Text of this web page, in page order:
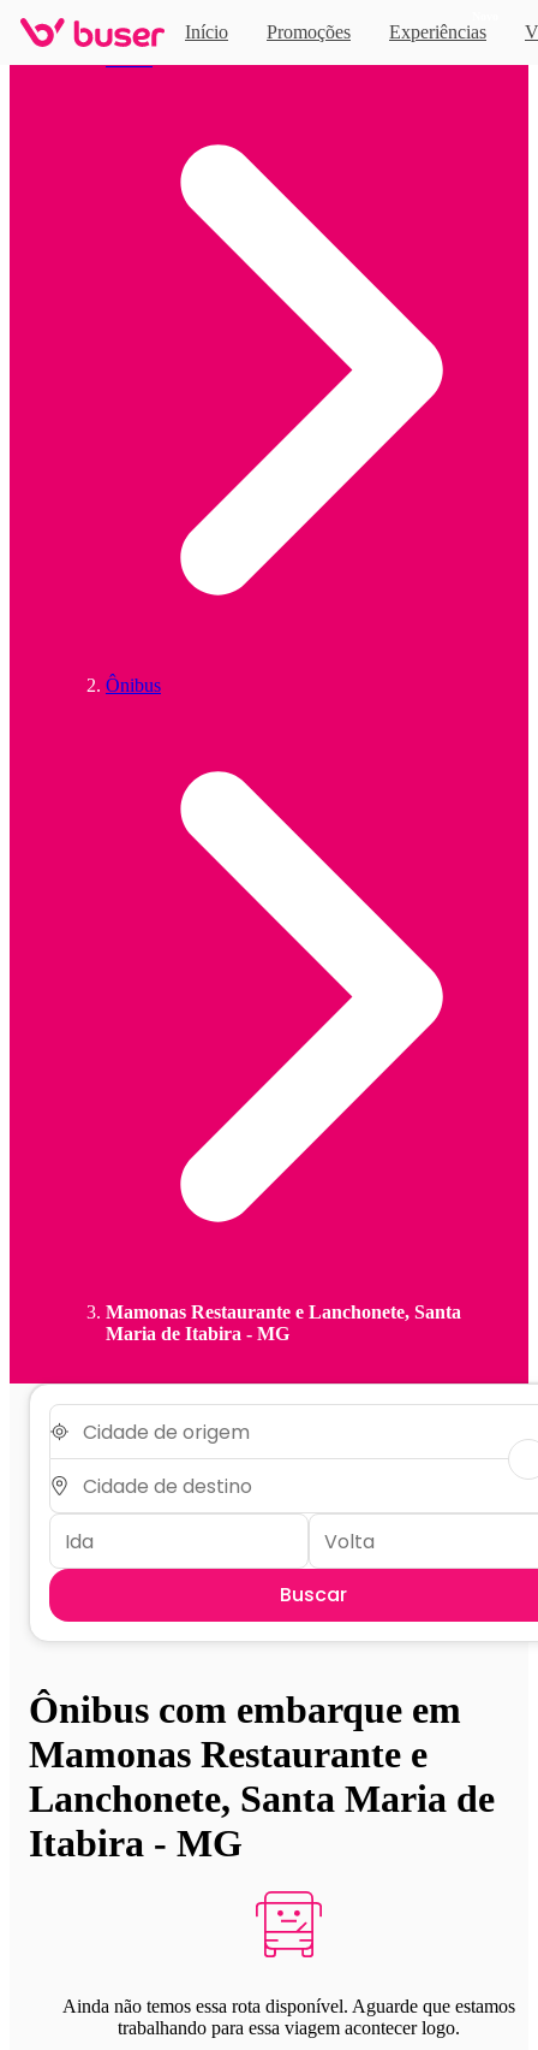
Início Promoções Experiências
Ônibus
Mamonas Restaurante e Lanchonete, Santa
Maria de Itabira - MG
Buscar
Ônibus com embarque em
Mamonas Restaurante e
Lanchonete, Santa Maria de
Itabira - MG
Ainda não temos essa rota disponível. Aguarde que estamos
trabalhando para essa viagem acontecer logo.